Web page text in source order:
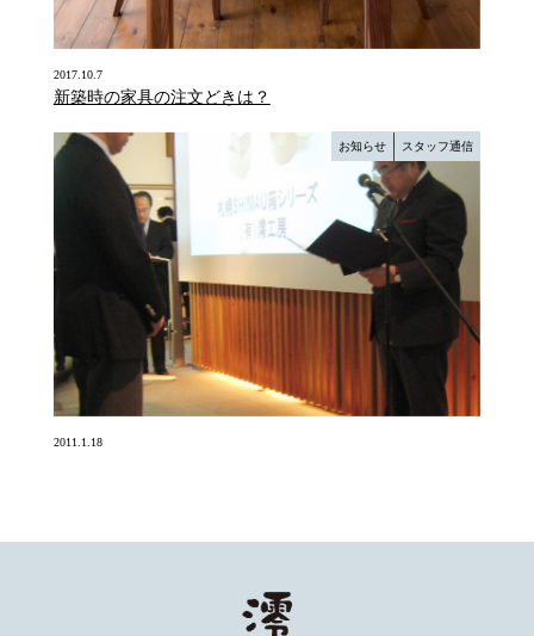
2017.10.7
新築時の家具の注文どきは？
お知らせ スタッフ通信
2011.1.18